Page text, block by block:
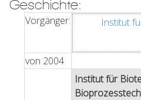
Geschichte:
Vorgänger: Institut
von 2004
Institut für